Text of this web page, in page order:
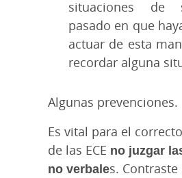
situaciones de
pasado en que
actuar de esta
recordar alguna
Algunas prevenciones.
Es vital para el
de las ECE no juzgar
no verbales. Contraste